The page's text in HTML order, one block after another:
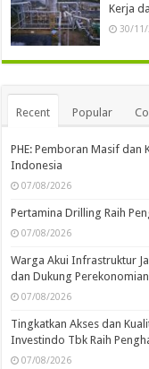
Kerja
30/
Recent Popular
PHE: Pemboran Masif dan
Indonesia
07/08/2026
Pertamina Drilling Raih
07/08/2026
Warga Akui Infrastruktur
dan Dukung
07/08/2026
Tingkatkan Akses dan
Investindo Tbk Raih
07/08/2026